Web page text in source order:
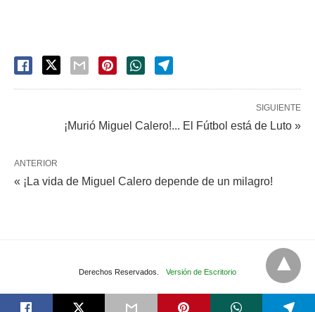
SIGUIENTE
¡Murió Miguel Calero!... El Fútbol está de Luto »
ANTERIOR
« ¡La vida de Miguel Calero depende de un milagro!
Derechos Reservados. Versión de Escritorio